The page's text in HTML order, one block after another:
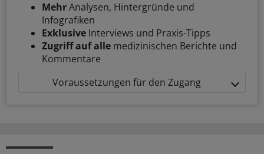
MehrAnalysen, Hintergründe und
Infografiken
Exklusive Interviews und Praxis-Tipps
Zugriff auf alle medizinischen Berichte und
Kommentare
Voraussetzungen für den Zugang